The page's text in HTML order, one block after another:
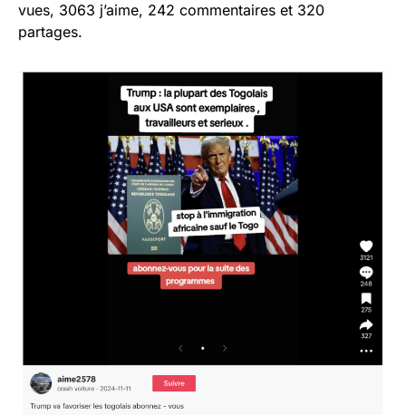
vues, 3063 j’aime, 242 commentaires et 320
partages.